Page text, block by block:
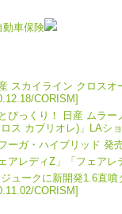
産 スカイライン クロス
CORISM]
びっくり！ 日産 ムラ
ロス カブリオレ)」LAシ
ーガ・ハイブリッド 発
ェアレディZ」「フェア
ジュークに新開発1.6直
CORISM]